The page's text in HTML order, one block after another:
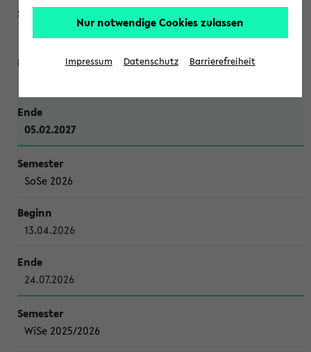
WiSe 2026/2027
05.02.2027
SoSe 2026
13.04.2026
24.07.2026
WiSe 2025/2026
Nur notwendige Cookies zulassen
Impressum Datenschutz Barrierefreiheit